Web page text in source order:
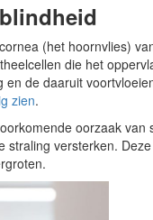
(het hoornvlies)
die het
de daaruit
zien.
oorzaak
versterken.